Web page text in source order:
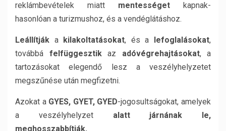
reklámbevételek miatt mentességet kapnak-
hasonlóan a turizmushoz, és a vendéglátáshoz.
Leállítják a kilakoltatásokat, és a lefoglalásokat,
továbbá felfüggesztikaz adóvégrehajtásokat, a
tartozásokat elegendő lesz a veszélyhelyzetet
megszűnése után megfizetni.
Azokat a GYES, GYET, GYED-jogosultságokat, amelyek
a veszélyhelyzet alatt járnának le,
meghosszabbítják.